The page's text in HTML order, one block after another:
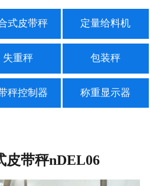
人才招聘
联系我们
式皮带秤 定量给料机
失重秤 包装秤
秤控制器 称重显示器
皮带秤nDEL06